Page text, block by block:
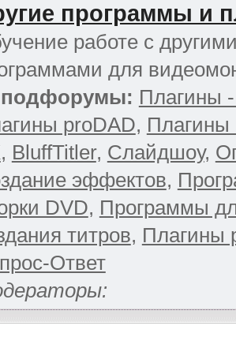
программы и
работе с
для
Плагины
proDAD, Плагины
, BluffTitler, Слайдшоу,
эффектов,
DVD, Программы
титров, Плагины
Ответ